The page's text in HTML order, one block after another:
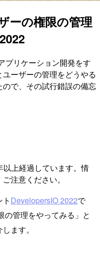
ーの権限の管理
プリケーション開発をす
ーザーの管理をどうやる
で、その試行錯誤の備忘
上経過しています。情
注意ください。
DevelopersIO 2022で
の管理をやってみる」と
ます。